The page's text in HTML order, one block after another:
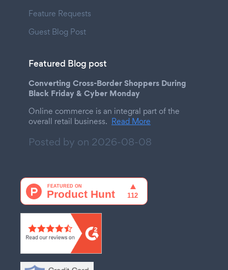
Feature Requests
Guest Blog Post
Featured Blog post
Converting Cross-Border Shoppers During
Black Friday & Cyber Monday
Online commerce is an integral part of the
overall retail business. Read More
Posted by on 2026-08-08